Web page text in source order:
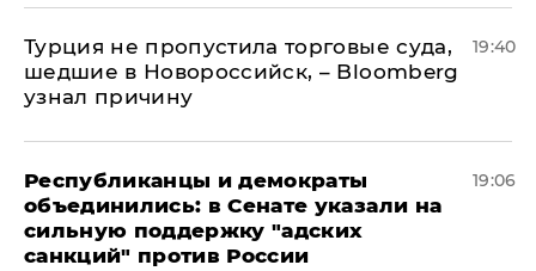
Турция не пропустила торговые суда,
шедшие в Новороссийск, – Bloomberg
узнал причину
19:40
Республиканцы и демократы
объединились: в Сенате указали на
сильную поддержку "адских
санкций" против России
19:06